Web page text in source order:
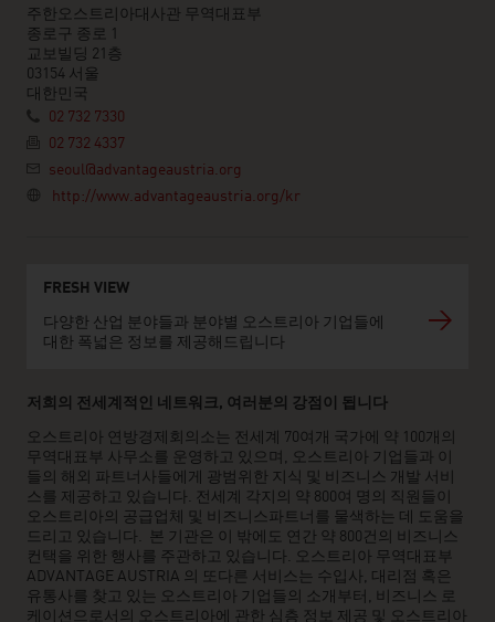
주한오스트리아대사관 무역대표부
종로구 종로 1
교보빌딩 21층
03154 서울
대한민국
02 732 7330
02 732 4337
seoul@advantageaustria.org
http://www.advantageaustria.org/kr
FRESH VIEW
다양한 산업 분야들과 분야별 오스트리아 기업들에
대한 폭넓은 정보를 제공해드립니다
저희의 전세계적인 네트워크, 여러분의 강점이 됩니다
오스트리아 연방경제회의소는 전세계 70여개 국가에 약 100개의
무역대표부 사무소를 운영하고 있으며, 오스트리아 기업들과 이
들의 해외 파트너사들에게 광범위한 지식 및 비즈니스 개발 서비
스를 제공하고 있습니다. 전세계 각지의 약 800여 명의 직원들이
오스트리아의 공급업체 및 비즈니스파트너를 물색하는 데 도움을
드리고 있습니다. 본 기관은 이 밖에도 연간 약 800건의 비즈니스
컨택을 위한 행사를 주관하고 있습니다. 오스트리아 무역대표부
ADVANTAGE AUSTRIA 의 또다른 서비스는 수입사, 대리점 혹은
유통사를 찾고 있는 오스트리아 기업들의 소개부터, 비즈니스 로
케이션으로서의 오스트리아에 관한 심층 정보 제공 및 오스트리아